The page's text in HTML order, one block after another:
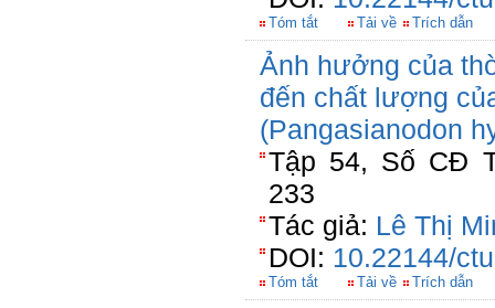
Tóm tắt Tải về Trích dẫn
Ảnh hưởng của
đến chất lượng
(Pangasianodon
Tập 54, Số CĐ
233
Tác giả: Lê Thị
DOI: 10.22144/
Tóm tắt Tải về Trích dẫn